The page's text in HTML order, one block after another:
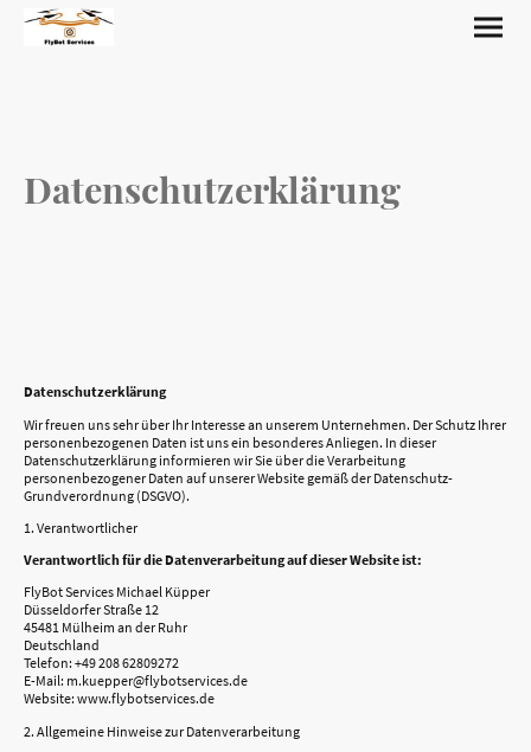
Datenschutzerklärung
Datenschutzerklärung
Wir freuen uns sehr über Ihr Interesse an unserem Unternehmen. Der Schutz Ihrer
personenbezogenen Daten ist uns ein besonderes Anliegen. In dieser
Datenschutzerklärung informieren wir Sie über die Verarbeitung
personenbezogener Daten auf unserer Website gemäß der Datenschutz-
Grundverordnung (DSGVO).
1. Verantwortlicher
Verantwortlich für die Datenverarbeitung auf dieser Website ist:
FlyBot Services Michael Küpper
Düsseldorfer Straße 12
45481 Mülheim an der Ruhr
Deutschland
Telefon: +49 208 62809272
E-Mail: m.kuepper@flybotservices.de
Website: www.flybotservices.de
2. Allgemeine Hinweise zur Datenverarbeitung